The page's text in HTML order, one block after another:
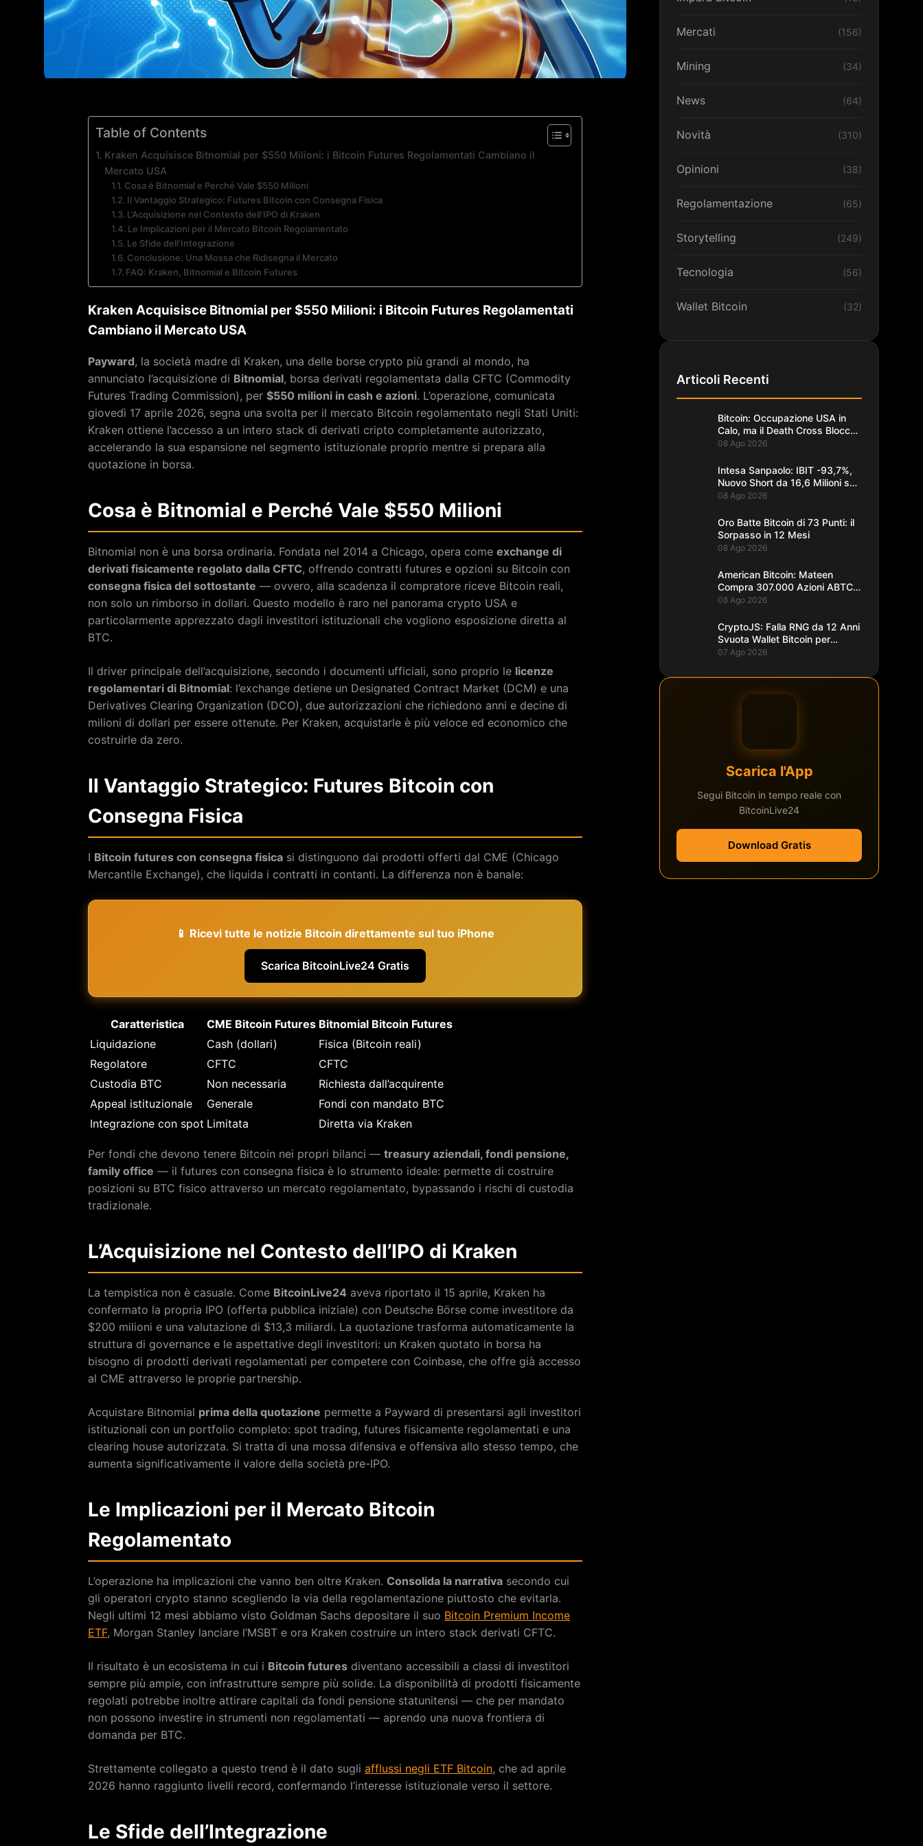
Table of Contents
Kraken Acquisisce Bitnomial per $550 Milioni: i Bitcoin Futures Regolamentati Cambiano il
Mercato USA
Cosa è Bitnomial e Perché Vale $550 Milioni
Il Vantaggio Strategico: Futures Bitcoin con Consegna Fisica
L’Acquisizione nel Contesto dell’IPO di Kraken
Le Implicazioni per il Mercato Bitcoin Regolamentato
Le Sfide dell’Integrazione
Conclusione: Una Mossa che Ridisegna il Mercato
FAQ: Kraken, Bitnomial e Bitcoin Futures
Kraken Acquisisce Bitnomial per $550 Milioni: i Bitcoin Futures Regolamentati
Cambiano il Mercato USA
Payward, la società madre di Kraken, una delle borse crypto più grandi al mondo, ha
annunciato l’acquisizione di Bitnomial, borsa derivati regolamentata dalla CFTC (Commodity
Futures Trading Commission), per $550 milioni in cash e azioni. L’operazione, comunicata
giovedì 17 aprile 2026, segna una svolta per il mercato Bitcoin regolamentato negli Stati Uniti:
Kraken ottiene l’accesso a un intero stack di derivati cripto completamente autorizzato,
accelerando la sua espansione nel segmento istituzionale proprio mentre si prepara alla
quotazione in borsa.
Cosa è Bitnomial e Perché Vale $550 Milioni
Bitnomial non è una borsa ordinaria. Fondata nel 2014 a Chicago, opera come exchange di
derivati fisicamente regolato dalla CFTC, offrendo contratti futures e opzioni su Bitcoin con
consegna fisica del sottostante — ovvero, alla scadenza il compratore riceve Bitcoin reali,
non solo un rimborso in dollari. Questo modello è raro nel panorama crypto USA e
particolarmente apprezzato dagli investitori istituzionali che vogliono esposizione diretta al
BTC.
Il driver principale dell’acquisizione, secondo i documenti ufficiali, sono proprio le licenze
regolamentari di Bitnomial: l’exchange detiene un Designated Contract Market (DCM) e una
Derivatives Clearing Organization (DCO), due autorizzazioni che richiedono anni e decine di
milioni di dollari per essere ottenute. Per Kraken, acquistarle è più veloce ed economico che
costruirle da zero.
Il Vantaggio Strategico: Futures Bitcoin con
Consegna Fisica
I Bitcoin futures con consegna fisica si distinguono dai prodotti offerti dal CME (Chicago
Mercantile Exchange), che liquida i contratti in contanti. La differenza non è banale:
📱 Ricevi tutte le notizie Bitcoin direttamente sul tuo iPhone
Scarica BitcoinLive24 Gratis
Caratteristica CME Bitcoin Futures Bitnomial Bitcoin Futures
Liquidazione
Cash (dollari)
Fisica (Bitcoin reali)
Regolatore
CFTC
CFTC
Custodia BTC
Non necessaria
Richiesta dall’acquirente
Appeal istituzionale
Generale
Fondi con mandato BTC
Integrazione con spot Limitata Diretta via Kraken
Per fondi che devono tenere Bitcoin nei propri bilanci — treasury aziendali, fondi pensione,
family office — il futures con consegna fisica è lo strumento ideale: permette di costruire
posizioni su BTC fisico attraverso un mercato regolamentato, bypassando i rischi di custodia
tradizionale.
L’Acquisizione nel Contesto dell’IPO di Kraken
La tempistica non è casuale. Come BitcoinLive24 aveva riportato il 15 aprile, Kraken ha
confermato la propria IPO (offerta pubblica iniziale) con Deutsche Börse come investitore da
$200 milioni e una valutazione di $13,3 miliardi. La quotazione trasforma automaticamente la
struttura di governance e le aspettative degli investitori: un Kraken quotato in borsa ha
bisogno di prodotti derivati regolamentati per competere con Coinbase, che offre già accesso
al CME attraverso le proprie partnership.
Acquistare Bitnomial prima della quotazione permette a Payward di presentarsi agli investitori
istituzionali con un portfolio completo: spot trading, futures fisicamente regolamentati e una
clearing house autorizzata. Si tratta di una mossa difensiva e offensiva allo stesso tempo, che
aumenta significativamente il valore della società pre-IPO.
Le Implicazioni per il Mercato Bitcoin
Regolamentato
L’operazione ha implicazioni che vanno ben oltre Kraken. Consolida la narrativa secondo cui
gli operatori crypto stanno scegliendo la via della regolamentazione piuttosto che evitarla.
Negli ultimi 12 mesi abbiamo visto Goldman Sachs depositare il suo Bitcoin Premium Income
ETF, Morgan Stanley lanciare l’MSBT e ora Kraken costruire un intero stack derivati CFTC.
Il risultato è un ecosistema in cui i Bitcoin futures diventano accessibili a classi di investitori
sempre più ampie, con infrastrutture sempre più solide. La disponibilità di prodotti fisicamente
regolati potrebbe inoltre attirare capitali da fondi pensione statunitensi — che per mandato
non possono investire in strumenti non regolamentati — aprendo una nuova frontiera di
domanda per BTC.
Strettamente collegato a questo trend è il dato sugli afflussi negli ETF Bitcoin, che ad aprile
2026 hanno raggiunto livelli record, confermando l’interesse istituzionale verso il settore.
Le Sfide dell’Integrazione
Mercati (156)
Mining (34)
News (64)
Novità (310)
Opinioni (38)
Regolamentazione (65)
Storytelling (249)
Tecnologia (56)
Wallet Bitcoin (32)
Articoli Recenti
Bitcoin: Occupazione USA in
Calo, ma il Death Cross Blocca
il Rally
08 Ago 2026
Intesa Sanpaolo: IBIT -93,7%,
Nuovo Short da 16,6 Milioni su
Bitcoin
08 Ago 2026
Oro Batte Bitcoin di 73 Punti: il
Sorpasso in 12 Mesi
08 Ago 2026
American Bitcoin: Mateen
Compra 307.000 Azioni ABTC
per 1,93M$
08 Ago 2026
CryptoJS: Falla RNG da 12 Anni
Svuota Wallet Bitcoin per
$5,7M
07 Ago 2026
Scarica l'App
Segui Bitcoin in tempo reale con
BitcoinLive24
Download Gratis